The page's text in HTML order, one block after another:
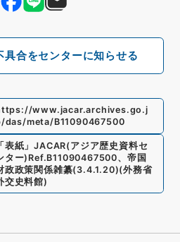
具合をセンターに知らせる
www.jacar.archives.go.j
das/meta/B11090467500
「表紙 」JACAR(アジア歴史資料セ
ター) Ref.B11090467500、 帝国
政政策関係雑纂(3.4.1.20)(外務省
交史料館)